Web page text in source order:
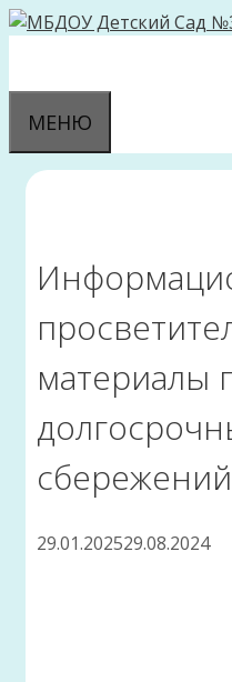
Перейти
МЕНЮ
материалы
сбережений
29.01.202529.08.2024